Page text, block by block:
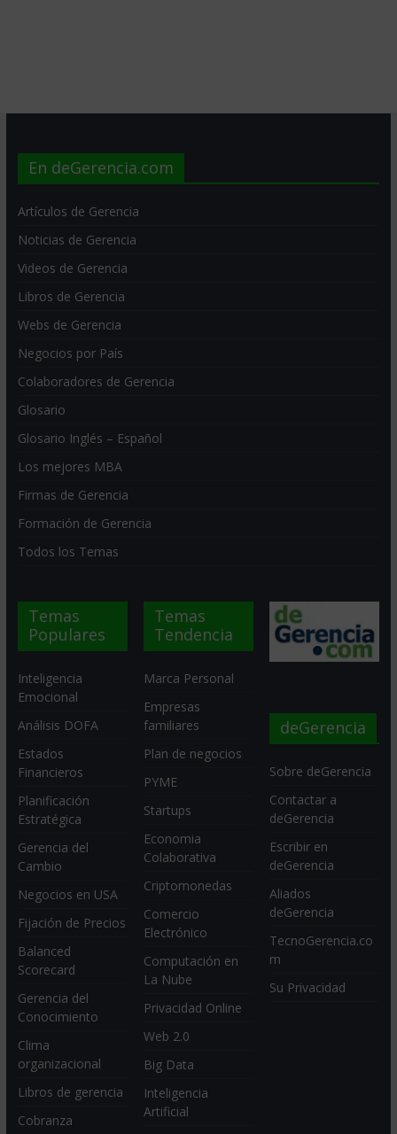
En deGerencia.com
Artículos de Gerencia
Noticias de Gerencia
Videos de Gerencia
Libros de Gerencia
Webs de Gerencia
Negocios por País
Colaboradores de Gerencia
Glosario
Glosario Inglés – Español
Los mejores MBA
Firmas de Gerencia
Formación de Gerencia
Todos los Temas
Temas
Populares
Inteligencia
Emocional
Análisis DOFA
Estados
Financieros
Planificación
Estratégica
Gerencia del
Cambio
Negocios en USA
Fijación de Precios
Balanced
Scorecard
Gerencia del
Conocimiento
Clima
organizacional
Libros de gerencia
Cobranza
Temas
Tendencia
Marca Personal
Empresas
familiares
Plan de negocios
PYME
Startups
Economia
Colaborativa
Criptomonedas
Comercio
Electrónico
Computación en
La Nube
Privacidad Online
Web 2.0
Big Data
Inteligencia
Artificial
deGerencia
Sobre deGerencia
Contactar a
deGerencia
Escribir en
deGerencia
Aliados
deGerencia
TecnoGerencia.co
m
Su Privacidad